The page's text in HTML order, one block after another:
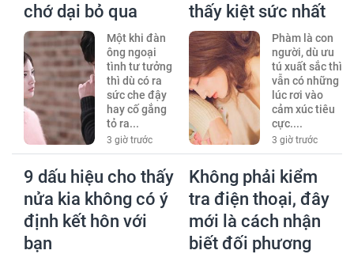
chớ dại bỏ qua
Một khi đàn
ông ngoại
tình tư tưởng
thì dù có ra
sức che đậy
hay cố gắng
tỏ ra...
3 giờ trước
thấy kiệt sức nhất
Phàm là con
người, dù ưu
tú xuất sắc thì
vẫn có những
lúc rơi vào
cảm xúc tiêu
cực....
3 giờ trước
9 dấu hiệu cho thấy
nửa kia không có ý
định kết hôn với
bạn
Không phải kiểm
tra điện thoại, đây
mới là cách nhận
biết đối phương